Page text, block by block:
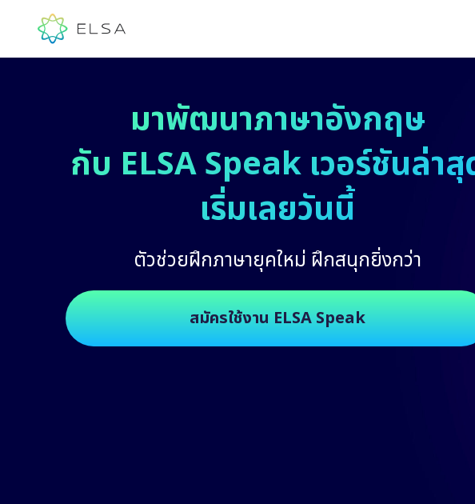
มาพัฒนาภาษาอังกฤษ
กับ ELSA Speak เวอร์ชันล่าสุ
เริ่มเลยวันนี้
ตัวช่วยฝึกภาษายุคใหม่ ฝึกสนุกยิ่งกว่า
สมัครใช้งาน ELSA Speak